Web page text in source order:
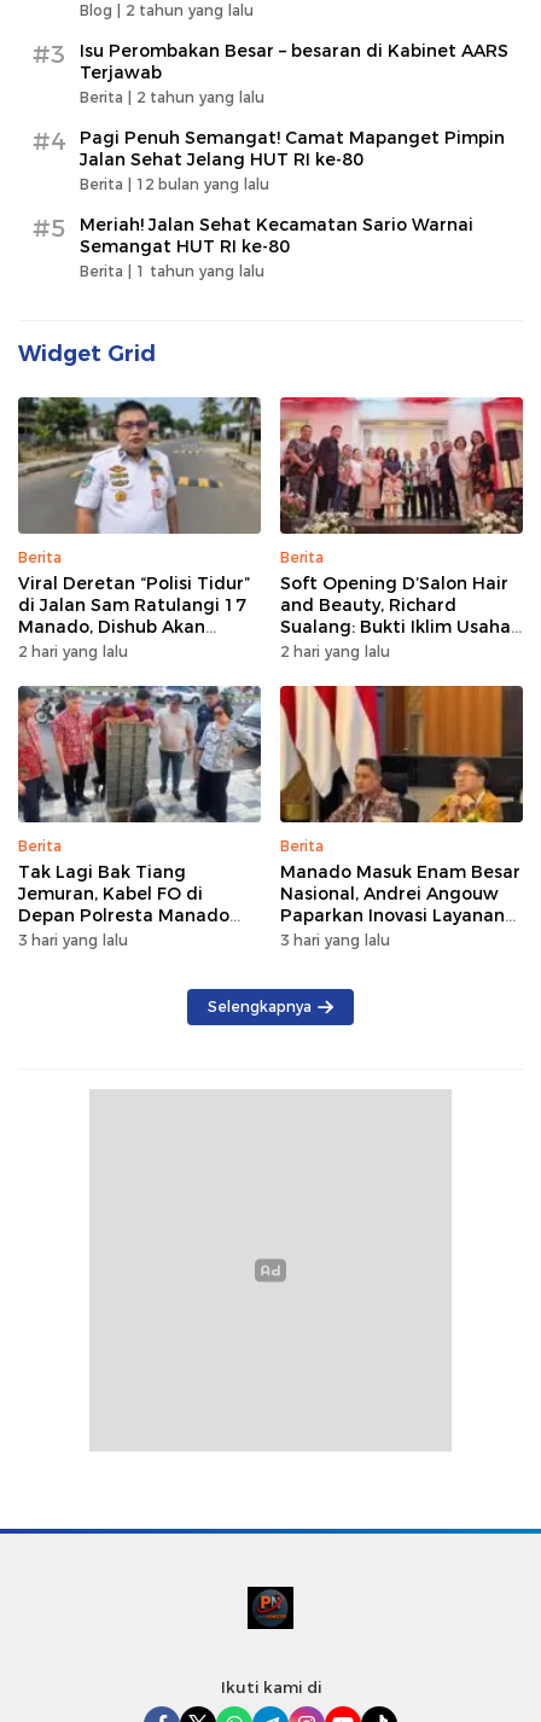
Blog | 2 tahun yang lalu
#3
Isu Perombakan Besar – besaran di Kabinet AARS
Terjawab
Berita | 2 tahun yang lalu
#4
Pagi Penuh Semangat! Camat Mapanget Pimpin
Jalan Sehat Jelang HUT RI ke-80
Berita | 12 bulan yang lalu
#5
Meriah! Jalan Sehat Kecamatan Sario Warnai
Semangat HUT RI ke-80
Berita | 1 tahun yang lalu
Widget Grid
Berita
Viral Deretan “Polisi Tidur”
di Jalan Sam Ratulangi 17
Manado, Dishub Akan
Musyawarahkan Solusi
2 hari yang lalu
Berita
Soft Opening D’Salon Hair
and Beauty, Richard
Sualang: Bukti Iklim Usaha
di Manado Terus
2 hari yang lalu
Berita
Tak Lagi Bak Tiang
Jemuran, Kabel FO di
Depan Polresta Manado
Ditata
3 hari yang lalu
Berita
Manado Masuk Enam Besar
Nasional, Andrei Angouw
Paparkan Inovasi Layanan
Investasi di Hadapan Tim
3 hari yang lalu
Selengkapnya
Ikuti kami di